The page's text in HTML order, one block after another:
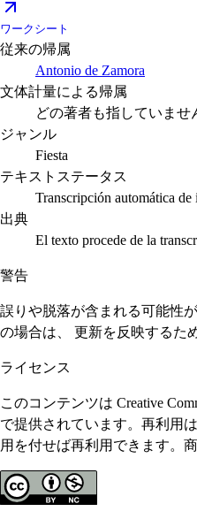
ワークシート
従来の帰属
Antonio de Zamora
文体計量による帰属
どの著者も指していませ
ジャンル
Fiesta
テキストステータス
Transcripción automática de
出典
El texto procede de la
警告
誤りや脱落が含まれる可能性
の場合は、 更新を反映するた
ライセンス
このコンテンツは Creative
で提供されています。再利用
用を付せば再利用できます。